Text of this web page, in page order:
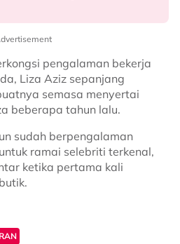
pengalaman bekerja
Liza Aziz sepanjang
semasa menyertai
beberapa tahun lalu.
sudah berpengalaman
ramai selebriti terkenal,
ketika pertama kali